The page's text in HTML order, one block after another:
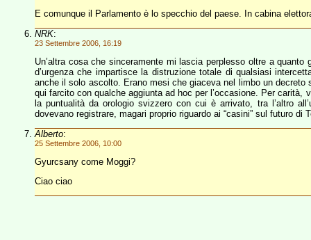
E comunque il Parlamento è lo specchio del paese. In cabina
NRK:
23 Settembre 2006, 16:19
Un’altra cosa che sinceramente mi lascia perplesso oltre a
d’urgenza che impartisce la distruzione totale di qualsiasi
anche il solo ascolto. Erano mesi che giaceva nel limbo un
qui farcito con qualche aggiunta ad hoc per l’occasione. Per
la puntualità da orologio svizzero con cui è arrivato, tra l’altro
dovevano registrare, magari proprio riguardo ai “casini” sul futuro di
Alberto:
25 Settembre 2006, 10:00
Gyurcsany come Moggi?
Ciao ciao